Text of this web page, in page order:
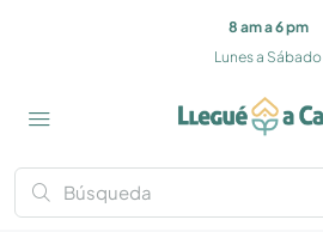
8 am a 6 pm
Lunes a Sábado